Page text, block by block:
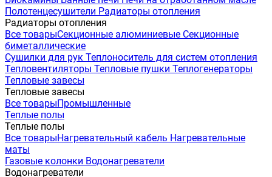
Полотенцесушители Радиаторы отопления
Радиаторы отопления
Все товарыСекционные алюминиевые Секционные
биметаллические
Сушилки для рук Теплоноситель для систем отопления
Тепловентиляторы Тепловые пушки Теплогенераторы
Тепловые завесы
Тепловые завесы
Все товарыПромышленные
Теплые полы
Теплые полы
Все товарыНагревательный кабель Нагревательные
маты
Газовые колонки Водонагреватели
Водонагреватели